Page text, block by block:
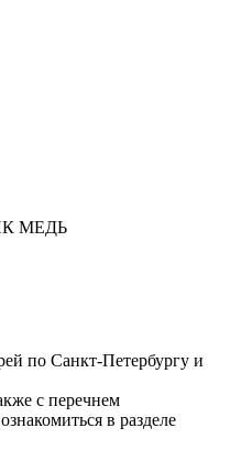
МЕДЬ
по Санкт-Петербургу и
с перечнем
в разделе